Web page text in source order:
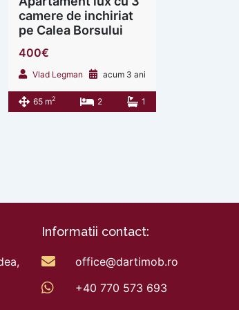
camere de inchiriat
pe Calea Borsului
400€
Vlad Legman acum 3 ani
65 m2 2 1
Informatii contact:
office@dartimob.ro
+40 770 573 693